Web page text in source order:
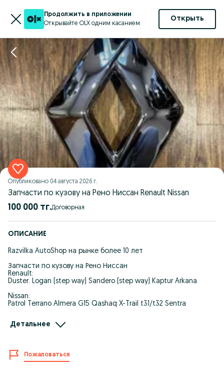
Продолжить в приложении
Открывайте OLX одним касанием
Открыть
Опубликовано 04 августа 2026 г.
Запчасти по кузову на Рено Ниссан Renault Nissan
100 000 тг. Договорная
ОПИСАНИЕ
Razvilka AutoShop на рынке более 10 лет
Запчасти по кузову на Рено Ниссан
Renault:
Duster. Logan (step way) Sandero (step way) Kaptur Arkana
Nissan:
Patrol Terrano Almera G15 Qashaq X-Trail t31/t32 Sentra
Аналог по доступным ценам с отличным качеством при
установке .
Детальнее
Пожаловаться